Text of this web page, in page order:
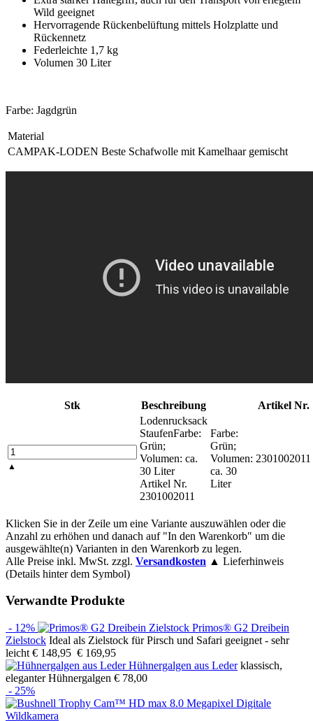
Wild geeignet
Hervorragende Rückenbelüftung mittels Holzplatte und
Rückennetz
Federleichte 1,7 kg
Volumen 30 Liter
Farbe: Jagdgrün
Material
CAMPAK-LODEN Beste Schafwolle mit Kamelhaar gemischt
Stk Beschreibung Artikel Nr.
▲
Lodenrucksack
StaufenFarbe:
Grün;
Volumen: ca.
30 Liter
Artikel Nr.
2301002011
Farbe:
Grün;
Volumen:
ca. 30
Liter
2301002011
Klicken Sie in der Zeile um eine Variante auszuwählen oder die
Anzahl zu erhöhen und danach auf "In den Warenkorb" um die
ausgewählte(n) Varianten in den Warenkorb zu legen.
Alle Preise inkl. MwSt. zzgl. Versandkosten ▲ Lieferhinweis
(Details hinter dem Symbol)
Verwandte Produkte
- 12%
Primos® G2 Dreibein
Zielstock Ideal als Zielstock für Pirsch und Safari geeignet - sehr
leicht € 148,95 € 169,95
Hühnergalgen aus Leder klassisch,
eleganter Hühnergalgen € 78,00
- 25%